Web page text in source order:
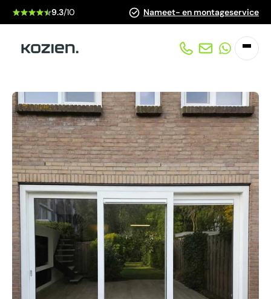
9.3/10 Nameet- en montageservice